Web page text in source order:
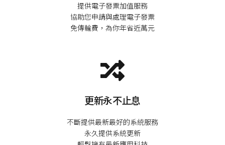
提供電子發票加值服務
協助您申請與處理電子發票
更新永不止息
不斷提供最新最好的系統服務
永久提供系統更新